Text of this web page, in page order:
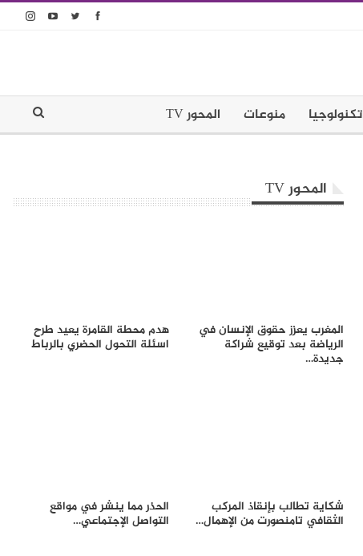
تكنولوجيا منوعات المحور TV
المحور TV
المغرب يعزز حقوق الإنسان في
الرياضة بعد توقيع شراكة
جديدة…
هدم محطة القامرة يعيد طرح
اسئلة التحول الحضري بالرباط
شكاية تطالب بإنقاذ المركب
الثقافي تامنصورت من الإهمال…
الحذر مما ينشر في مواقع
التواصل الإجتماعي…